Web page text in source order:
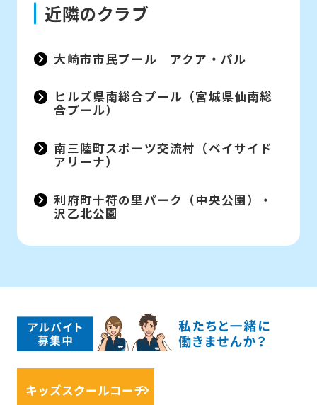
近隣のクラブ
大崎市市民プール アクア・パル
ヒルズ県南総合プール（宮城県仙南総
合プール）
南三陸町スポーツ交流村（ベイサイド
アリーナ）
利府町十符の里パーク（中央公園）・
沢乙北公園
キッズスクールコーチ